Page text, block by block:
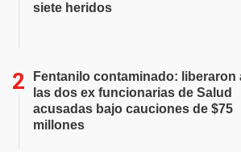
siete heridos
Fentanilo contaminado: liberaron
las dos ex funcionarias de Salud
acusadas bajo cauciones de $75
millones